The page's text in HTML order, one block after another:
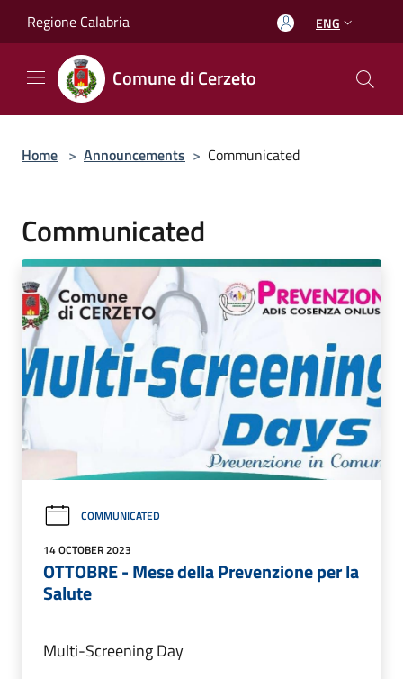
Regione Calabria ENG
Comune di Cerzeto
Home > Announcements > Communicated
Communicated
COMMUNICATED
14 OCTOBER 2023
OTTOBRE - Mese della Prevenzione per la
Salute
Multi-Screening Day